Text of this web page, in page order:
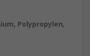
Polypropylen,